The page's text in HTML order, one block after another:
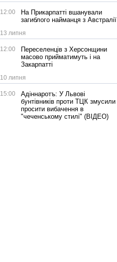
12:00
На Прикарпатті вшанували
загиблого найманця з Австралії
13 липня
12:00
Переселенців з Херсонщини
масово прийматимуть і на
Закарпатті
10 липня
15:00
Адіннаротъ: У Львові
бунтівників проти ТЦК змусили
просити вибачення в
"чеченському стилі" (ВІДЕО)